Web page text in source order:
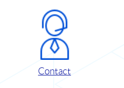
Contact